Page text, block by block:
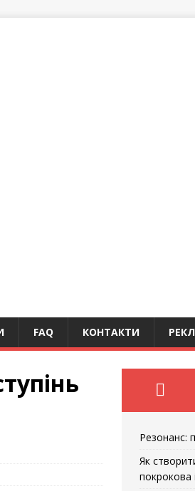
FAQ КОНТАКТИ
Резонанс:
Як
покрокова